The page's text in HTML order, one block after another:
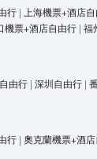
行 | 上海機票+酒店
機票+酒店自由行 | 福
由行 | 深圳自由行 |
行 | 奧克蘭機票+酒